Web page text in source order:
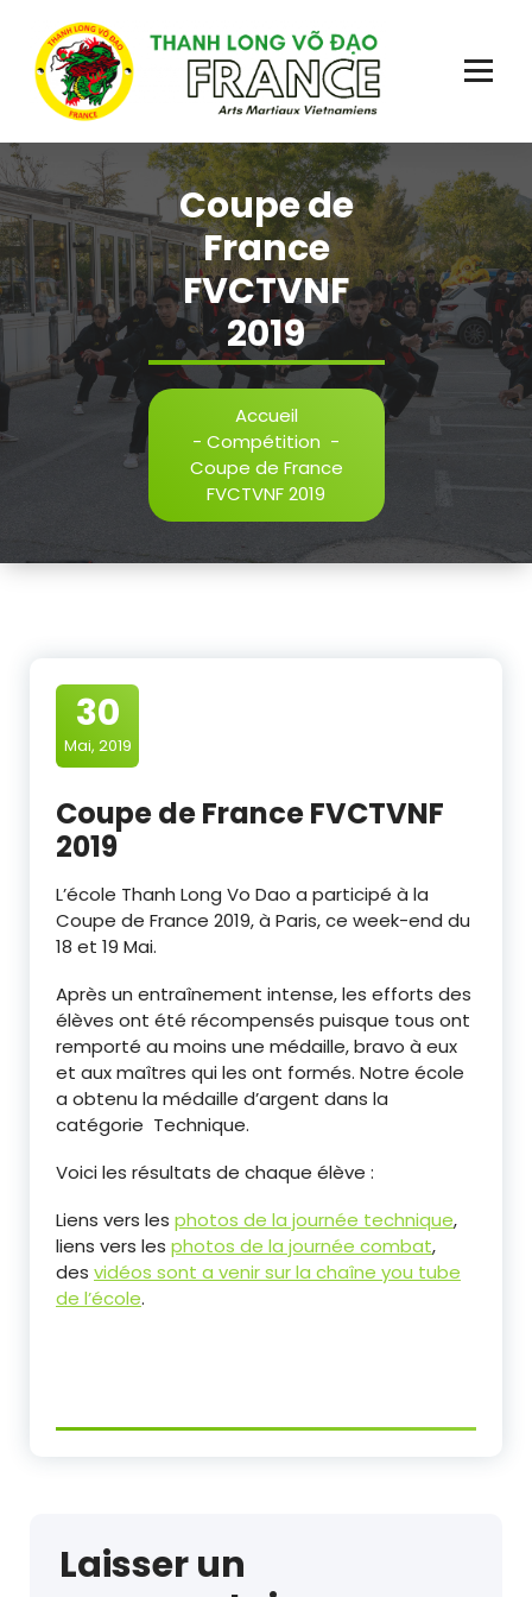
contenu
Coupe de
France
FVCTVNF
2019
Accueil
- Compétition -
Coupe de France
FVCTVNF 2019
30
Mai, 2019
Coupe de France FVCTVNF
2019
L’école Thanh Long Vo Dao a participé à la
Coupe de France 2019, à Paris, ce week-end du
18 et 19 Mai.
Après un entraînement intense, les efforts des
élèves ont été récompensés puisque tous ont
remporté au moins une médaille, bravo à eux
et aux maîtres qui les ont formés. Notre école
a obtenu la médaille d’argent dans la
catégorie Technique.
Voici les résultats de chaque élève :
Liens vers les photos de la journée technique,
liens vers les photos de la journée combat,
des vidéos sont a venir sur la chaîne you tube
de l’école.
Laisser un